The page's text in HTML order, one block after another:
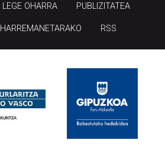
LEGE OHARRA PUBLIZITATEA
HARREMANETARAKO RSS